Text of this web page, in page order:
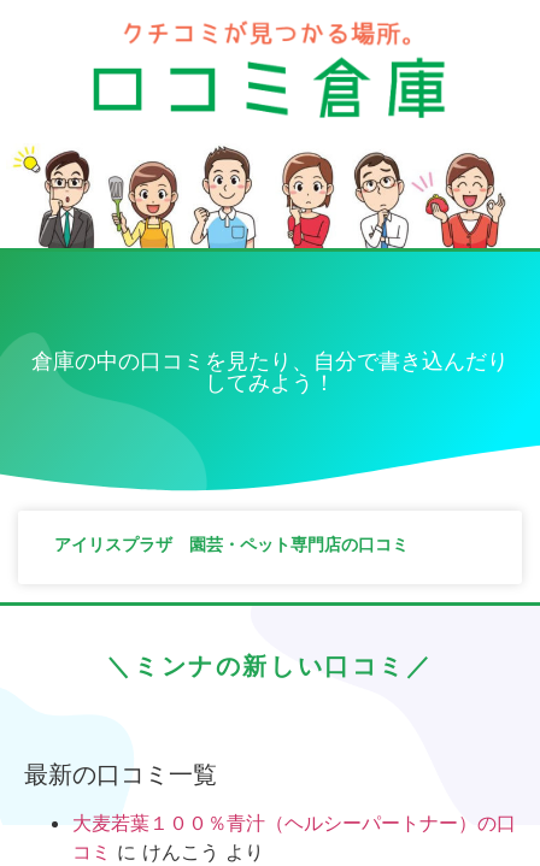
倉庫の中の口コミを見たり、自分で書き込んだり
してみよう！
アイリスプラザ 園芸・ペット専門店の口コミ
＼ミンナの新しい口コミ／
最新の口コミ一覧
大麦若葉１００％青汁（ヘルシーパートナー）の口
コミ に けんこう より